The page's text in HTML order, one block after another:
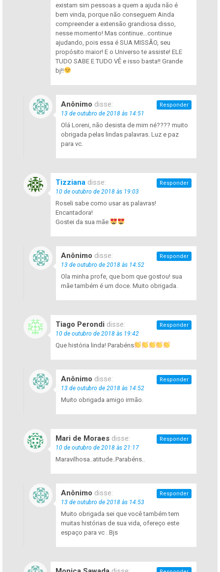
existam sim pessoas a quem a ajuda não é
bem vinda, porque não conseguem Ainda
compreender a extensão grandiosa disso,
nesse momento! Mas continue…continue
ajudando, pois essa é SUA MISSÃO, seu
propósito maior! E o Universo te assiste! ELE
TUDO SABE E TUDO VÊ e isso basta!! Grande
bj!!
Anônimo disse:
13 de outubro de 2018 às 14:51
Olá Loreni, não desista de mim né???? muito
obrigada pelas lindas palavras. Luz e paz
para vc.
Responder
Tizziana disse:
10 de outubro de 2018 às 19:03
Roseli sabe como usar as palavras!
Encantadora!
Gostei da sua mãe
Responder
Anônimo disse:
13 de outubro de 2018 às 14:52
Ola minha profe, que bom que gostou! sua
mãe também é um doce. Muito obrigada.
Responder
Tiago Perondi disse:
10 de outubro de 2018 às 19:42
Que história linda! Parabéns
Responder
Anônimo disse:
13 de outubro de 2018 às 14:52
Muito obrigada amigo irmão.
Responder
Mari de Moraes disse:
10 de outubro de 2018 às 21:17
Maravilhosa..atitude..Parabéns..
Responder
Anônimo disse:
13 de outubro de 2018 às 14:53
Muito obrigada sei que você também tem
muitas histórias de sua vida, ofereço este
espaço para vc . Bjs
Responder